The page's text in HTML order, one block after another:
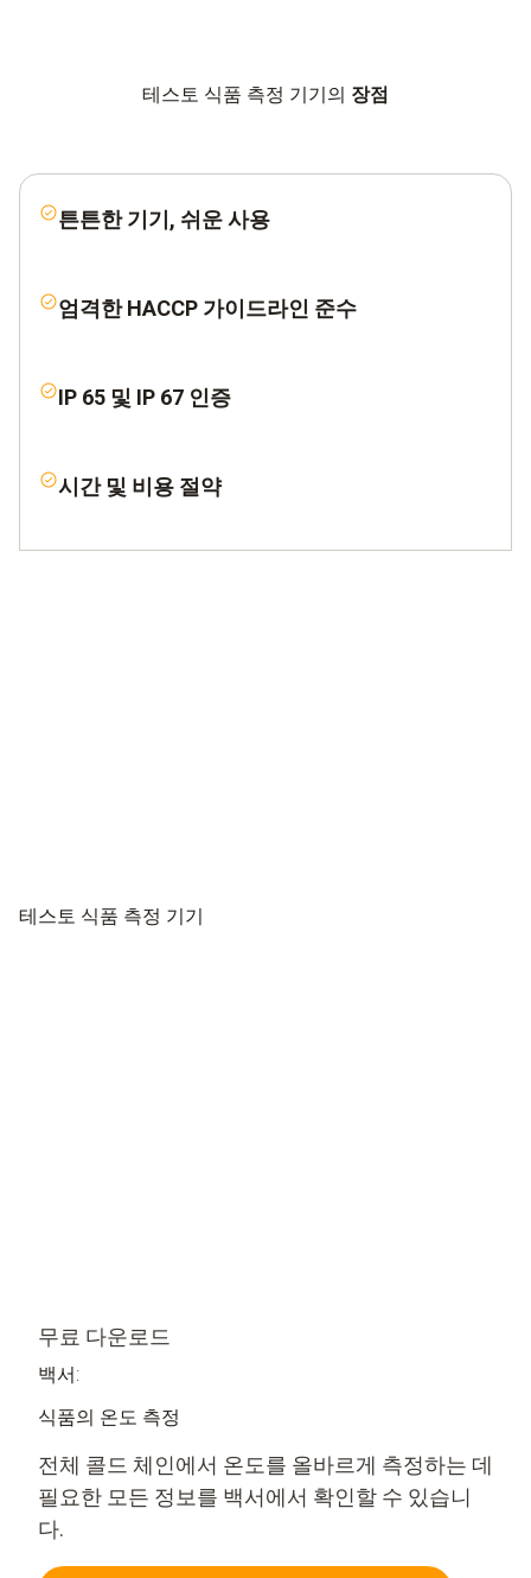
테스토 식품 측정 기기의 장점
튼튼한 기기, 쉬운 사용
엄격한 HACCP 가이드라인 준수
IP 65 및 IP 67 인증
시간 및 비용 절약
테스토 식품 측정 기기
무료 다운로드
백서:
식품의 온도 측정
전체 콜드 체인에서 온도를 올바르게 측정하는 데
필요한 모든 정보를 백서에서 확인할 수 있습니
다.